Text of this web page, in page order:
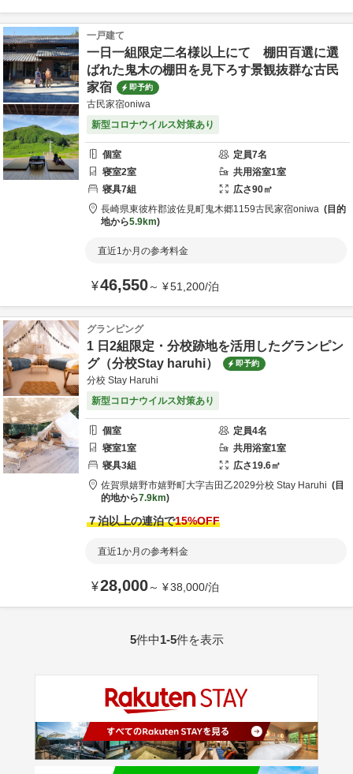
一戸建て
一日一組限定二名様以上にて 棚田百選に選
ばれた鬼木の棚田を見下ろす景観抜群な古民
家宿
即予約
古民家宿oniwa
新型コロナウイルス対策あり
個室 定員7名
寝室2室 共用浴室1室
寝具7組 広さ90㎡
長崎県東彼杵郡波佐見町鬼木郷1159古民家宿oniwa
目的
地から5.9km
直近1か月の参考料金
¥46,550～ ¥51,200/泊
グランピング
1 日2組限定・分校跡地を活用したグランピン
グ（分校Stay haruhi）
即予約
分校 Stay Haruhi
新型コロナウイルス対策あり
個室 定員4名
寝室1室 共用浴室1室
寝具3組 広さ19.6㎡
佐賀県嬉野市嬉野町大字吉田乙2029分校 Stay Haruhi
目
的地から7.9km
７泊以上の連泊で15%OFF
直近1か月の参考料金
¥28,000～ ¥38,000/泊
5件中1-5件を表示